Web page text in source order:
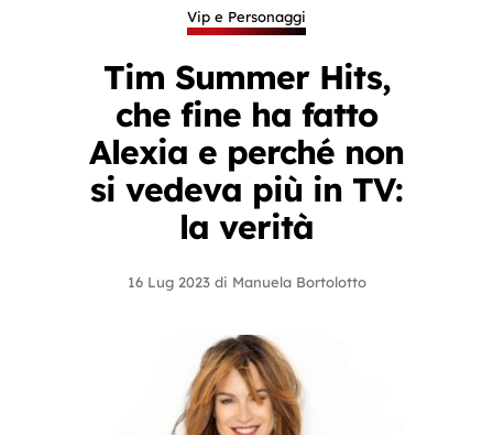
Vip e Personaggi
Tim Summer Hits,
che fine ha fatto
Alexia e perché non
si vedeva più in TV:
la verità
16 Lug 2023 di Manuela Bortolotto